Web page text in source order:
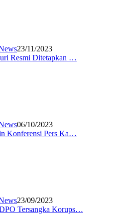
23/11/2023
Resmi Ditetapkan …
06/10/2023
Konferensi Pers Ka…
23/09/2023
Tersangka Korups…